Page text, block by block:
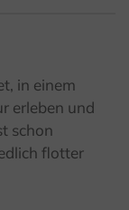
in einem
erleben und
schon
flotter